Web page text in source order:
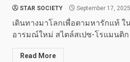
STAR SOCIETY September 17, 2025
เดินทางมาโลกเพื่อตามหารักแท้
อารมณ์ใหม่ สไตล์สเปซ-โร
Read More